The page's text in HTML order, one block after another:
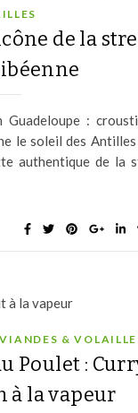
de la
Guadeloupe :
le soleil des Antilles
authentique de la
VIANDES &
Poulet :
à la vapeur